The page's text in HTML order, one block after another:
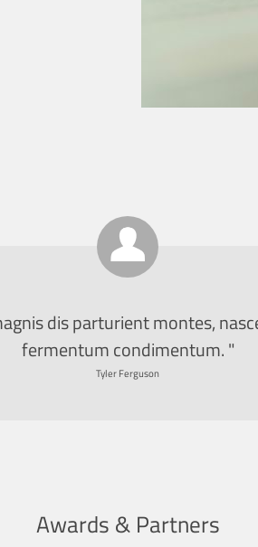
dis parturient montes,
fermentum condimentum. "
Tyler Ferguson
Awards & Partners